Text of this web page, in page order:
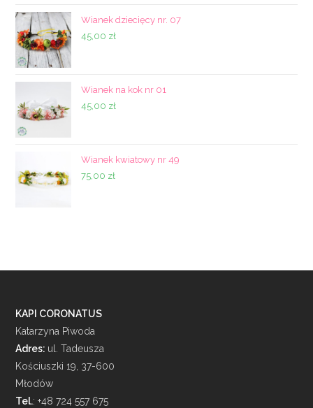
Wianek dziecięcy nr. 07
45,00 zł
Wianek na kok nr 01
45,00 zł
Wianek kwiatowy nr 49
75,00 zł
KAPI CORONATUS
Katarzyna Piwoda
Adres: ul. Tadeusza
Kościuszki 19, 37-600
Młodów
Tel.: +48 724 557 675